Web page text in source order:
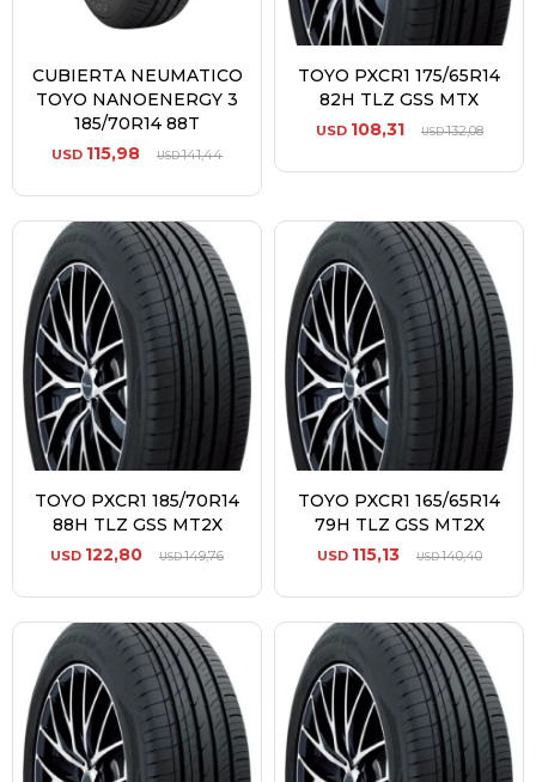
CUBIERTA NEUMATICO
TOYO NANOENERGY 3
185/70R14 88T
USD 115,98 USD141,44
TOYO PXCR1 175/65R14
82H TLZ GSS MTX
USD 108,31 USD132,08
TOYO PXCR1 185/70R14
88H TLZ GSS MT2X
USD 122,80 USD149,76
TOYO PXCR1 165/65R14
79H TLZ GSS MT2X
USD 115,13 USD140,40